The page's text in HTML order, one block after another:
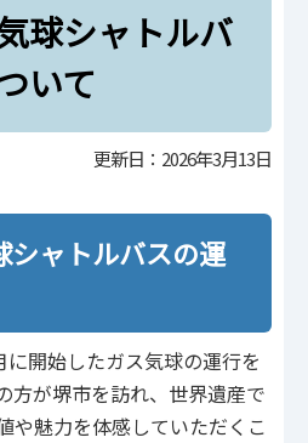
球シャトルバ
いて
更新日：2026年3月13日
シャトルバスの運
開始したガス気球の運行を
方が堺市を訪れ、世界遺産で
や魅力を体感していただくこ